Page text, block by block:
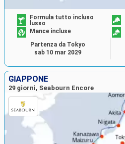
Formula tutto incluso
lusso
Mance incluse
Partenza da Tokyo
sab 10 mar 2029
GIAPPONE
29 giorni, Seabourn Encore